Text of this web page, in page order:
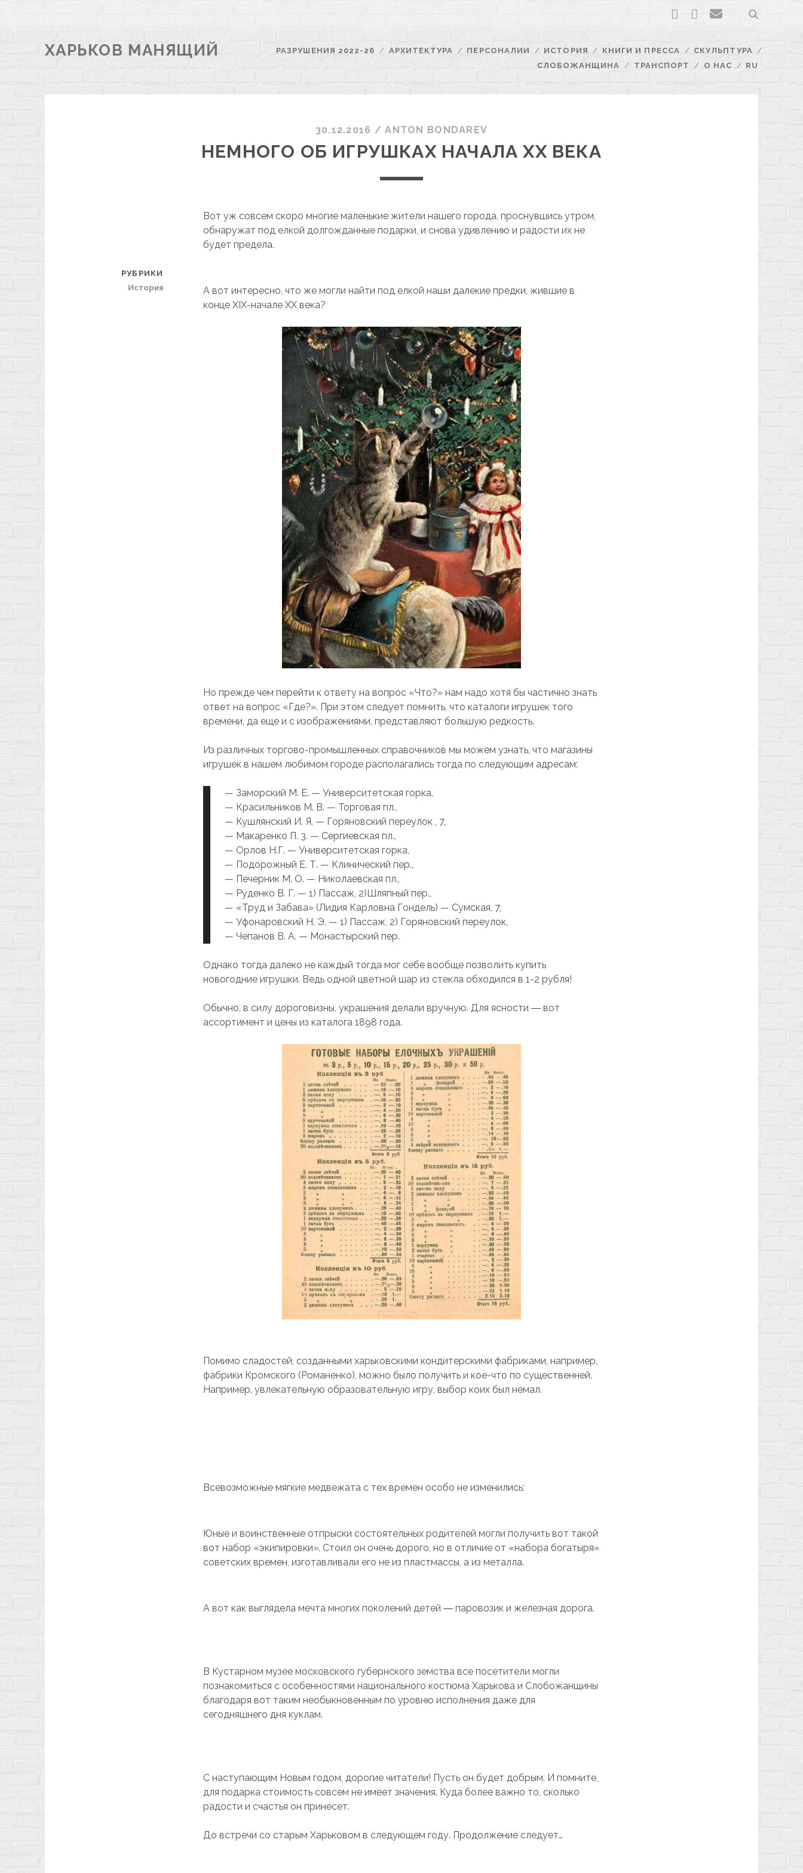
facebook
youtubeemail
ХАРЬКОВ МАНЯЩИЙ РАЗРУШЕНИЯ 2022-26 АРХИТЕКТУРА ПЕРСОНАЛИИ ИСТОРИЯ КНИГИ И ПРЕССА
СКУЛЬПТУРА
СЛОБОЖАНЩИНА
ТРАНСПОРТ О НАС RU
30.12.2016 /ANTON BONDAREV
НЕМНОГО ОБ ИГРУШКАХ НАЧАЛА XX ВЕКА
Вот уж совсем скоро многие маленькие жители нашего города, проснувшись утром,
обнаружат под елкой долгожданные подарки, и снова удивлению и радости их не
будет предела.
А вот интересно, что же могли найти под елкой наши далекие предки, жившие в
конце XIX-начале XX века?
Но прежде чем перейти к ответу на вопрос «Что?» нам надо хотя бы частично знать
ответ на вопрос «Где?». При этом следует помнить, что каталоги игрушек того
времени, да еще и с изображениями, представляют большую редкость.
Из различных торгово-промышленных справочников мы можем узнать, что магазины
игрушек в нашем любимом городе располагались тогда по следующим адресам:
— Заморский М. Е. — Университетская горка,
— Красильников М. В. — Торговая пл.,
— Кушлянский И. Я. — Горяновский переулок , 7,
— Макаренко П. 3. — Сергиевская пл.,
— Орлов Н.Г. — Университетская горка,
— Подорожный Е. Т. — Клинический пер.,
— Печерник М. О. — Николаевская пл.,
— Руденко В. Г. — 1) Пассаж, 2)Шляпный пер.,
— «Труд и Забава» (Лидия Карловна Гондель) — Сумская, 7,
— Уфонаровский Н. Э. — 1) Пассаж, 2) Горяновский переулок,
— Чепанов В. A. — Монастырский пер.
Однако тогда далеко не каждый тогда мог себе вообще позволить купить
новогодние игрушки. Ведь одной цветной шар из стекла обходился в 1-2 рубля!
Обычно, в силу дороговизны, украшения делали вручную. Для ясности ― вот
ассортимент и цены из каталога 1898 года.
Помимо сладостей, созданными харьковскими кондитерскими фабриками, например,
фабрики Кромского (Романенко), можно было получить и кое-что по существенней.
Например, увлекательную образовательную игру, выбор коих был немал.
Всевозможные мягкие медвежата с тех времен особо не изменились:
Юные и воинственные отпрыски состоятельных родителей могли получить вот такой
вот набор «экипировки». Стоил он очень дорого, но в отличие от «набора богатыря»
советских времен, изготавливали его не из пластмассы, а из металла.
А вот как выглядела мечта многих поколений детей ― паровозик и железная дорога.
В Кустарном музее московского губернского земства все посетители могли
познакомиться с особенностями национального костюма Харькова и Слобожанщины
благодаря вот таким необыкновенным по уровню исполнения даже для
сегодняшнего дня куклам.
С наступающим Новым годом, дорогие читатели! Пусть он будет добрым. И помните,
для подарка стоимость совсем не имеет значения. Куда более важно то, сколько
радости и счастья он принесет.
До встречи со старым Харьковом в следующем году. Продолжение следует…
РУБРИКИ
История